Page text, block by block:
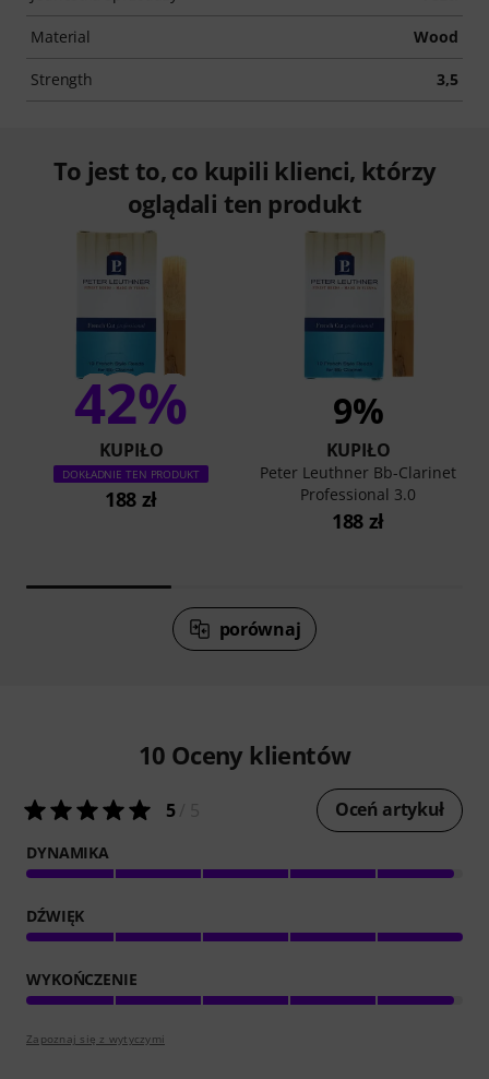
Material Wood
Strength 3,5
To jest to, co kupili klienci, którzy
oglądali ten produkt
42%
KUPIŁO
DOKŁADNIE TEN PRODUKT
188 zł
9%
KUPIŁO
Peter Leuthner Bb-Clarinet
Professional 3.0
188 zł
porównaj
10 Oceny klientów
5/ 5 Oceń artykuł
DYNAMIKA
DŹWIĘK
WYKOŃCZENIE
Zapoznaj się z wytyczymi